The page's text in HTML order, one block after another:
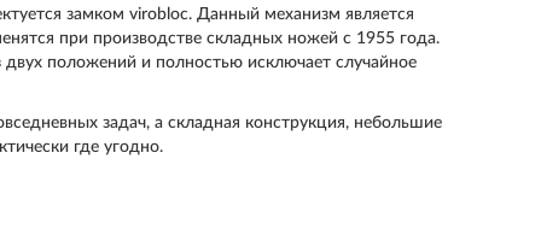
замком virobloc. Данный механизм является
при производстве складных ножей с 1955 года.
положений и полностью исключает случайное
задач, а складная конструкция, небольшие
где угодно.